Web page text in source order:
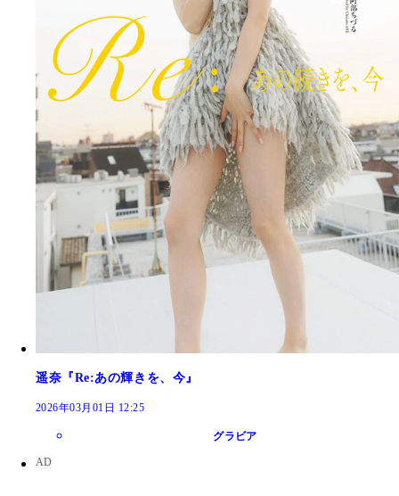
遥奈『Re:あの輝きを、今』
2026年03月01日 12:25
グラビア